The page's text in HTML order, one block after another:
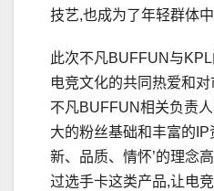
技艺,也成为了年轻群体中
此次不凡BUFFUN与
电竞文化的共同热爱和对
不凡BUFFUN相关负责
大的粉丝基础和丰富的IP
新、品质、情怀’的理念
过选手卡这类产品,让电